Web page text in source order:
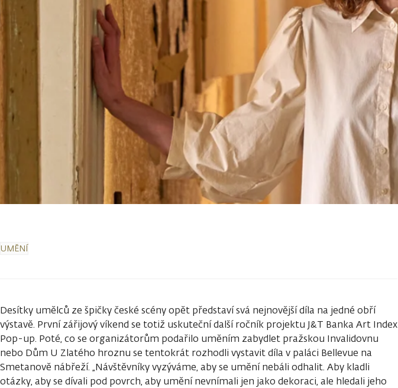
UMĚNÍ
Desítky umělců ze špičky české scény opět představí svá nejnovější díla na jedné obří
výstavě. První zářijový víkend se totiž uskuteční další ročník projektu J&T Banka Art Index
Pop-up. Poté, co se organizátorům podařilo uměním zabydlet pražskou Invalidovnu
nebo Dům U Zlatého hroznu se tentokrát rozhodli vystavit díla v paláci Bellevue na
Smetanově nábřeží. „Návštěvníky vyzýváme, aby se umění nebáli odhalit. Aby kladli
otázky, aby se dívali pod povrch, aby umění nevnímali jen jako dekoraci, ale hledali jeho